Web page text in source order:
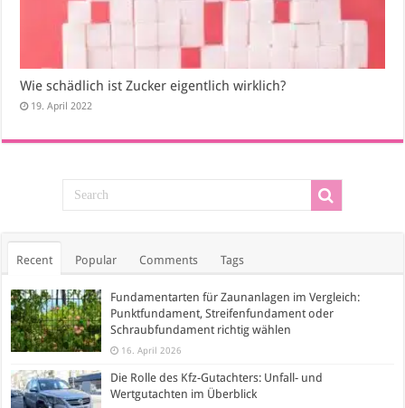
Wie schädlich ist Zucker eigentlich wirklich?
19. April 2022
Recent Popular Comments Tags
Fundamentarten für Zaunanlagen im Vergleich:
Punktfundament, Streifenfundament oder
Schraubfundament richtig wählen
16. April 2026
Die Rolle des Kfz-Gutachters: Unfall- und
Wertgutachten im Überblick